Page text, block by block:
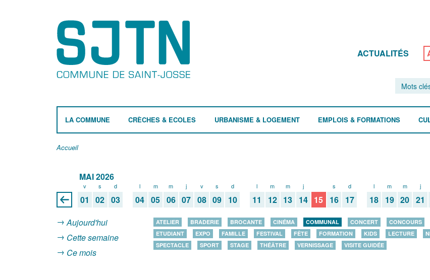
ACTUALITÉS
LA COMMUNE CRÈCHES & ECOLES URBANISME & LOGEMENT EMPLOIS & FORMATIONS
Accueil
MAI 2026
v
01
s
02
d
03
l
04
m
05
m
06
j
07
v
08
s
09
d
10
l
11
m
12
m
13
j
14 15
s
16
d
17
l
18
m
19
m
20
j
21
Aujourd'hui
Cette semaine
Ce mois
ATELIER BRADERIE BROCANTE CINÉMA COMMUNAL CONCERT CONCOURS
ETUDIANT
EXPO FAMILLE FESTIVAL FÊTE FORMATION KIDS LECTURE
SPECTACLE
SPORT STAGE THÉÂTRE VERNISSAGE VISITE GUIDÉE